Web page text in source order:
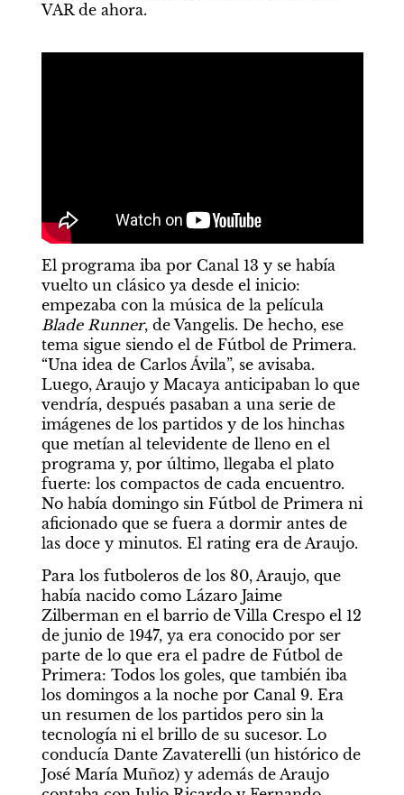
VAR de ahora.
El programa iba por Canal 13 y se había
vuelto un clásico ya desde el inicio:
empezaba con la música de la película
Blade Runner, de Vangelis. De hecho, ese
tema sigue siendo el de Fútbol de Primera.
“Una idea de Carlos Ávila”, se avisaba.
Luego, Araujo y Macaya anticipaban lo que
vendría, después pasaban a una serie de
imágenes de los partidos y de los hinchas
que metían al televidente de lleno en el
programa y, por último, llegaba el plato
fuerte: los compactos de cada encuentro.
No había domingo sin Fútbol de Primera ni
aficionado que se fuera a dormir antes de
las doce y minutos. El rating era de Araujo.
Para los futboleros de los 80, Araujo, que
había nacido como Lázaro Jaime
Zilberman en el barrio de Villa Crespo el 12
de junio de 1947, ya era conocido por ser
parte de lo que era el padre de Fútbol de
Primera: Todos los goles, que también iba
los domingos a la noche por Canal 9. Era
un resumen de los partidos pero sin la
tecnología ni el brillo de su sucesor. Lo
conducía Dante Zavaterelli (un histórico de
José María Muñoz) y además de Araujo